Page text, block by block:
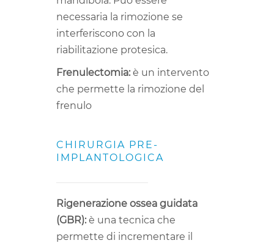
necessaria la rimozione se
interferiscono con la
riabilitazione protesica.
Frenulectomia:è un intervento
che permette la rimozione del
frenulo
CHIRURGIA PRE-
IMPLANTOLOGICA
Rigenerazione ossea guidata
(GBR):è una tecnica che
permette di incrementare il